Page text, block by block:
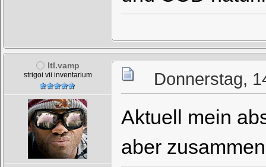
ltl.vamp
strigoi vii inventarium Donnerstag,
Aktuell mein
aber